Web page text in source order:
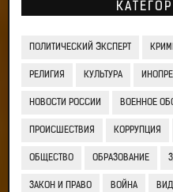
ПОЛИТИЧЕСКИЙ ЭКСПЕРТ
РЕЛИГИЯ КУЛЬТУРА
НОВОСТИ РОССИИ ВОЕННОЕ
ПРОИСШЕСТВИЯ КОРРУПЦИЯ
ОБЩЕСТВО ОБРАЗОВАНИЕ
ЗАКОН И ПРАВО ВОЙНА